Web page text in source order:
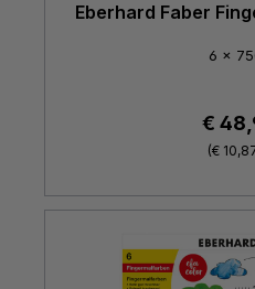
Eberhard Faber
6 x
€
(€